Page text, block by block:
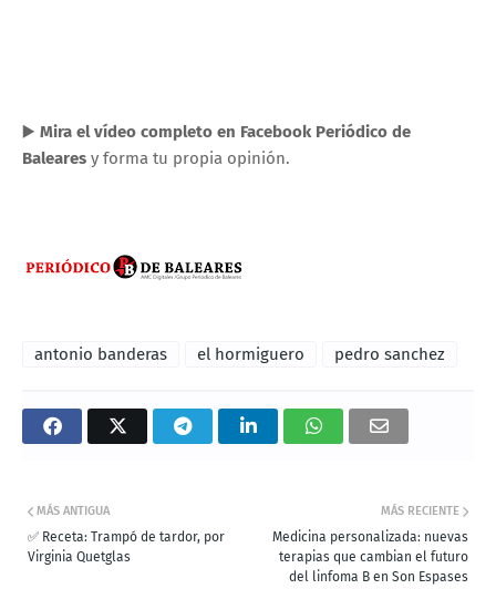
▶️ Mira el vídeo completo en Facebook Periódico de
Baleares y forma tu propia opinión.
antonio banderas el hormiguero pedro sanchez
MÁS RECIENTE
Medicina personalizada: nuevas
terapias que cambian el futuro
del linfoma B en Son Espases
MÁS ANTIGUA
✅ Receta: Trampó de tardor, por
Virginia Quetglas